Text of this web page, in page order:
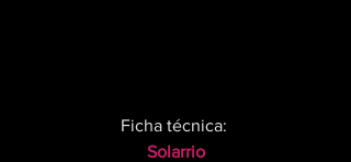
Ficha técnica:
Solarrio